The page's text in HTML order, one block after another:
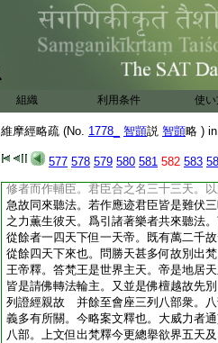
組織 利用条件 使い
維摩經略疏 (No. 1778_ 智顗説 智顗略 )
577 578 579 580 581 582 583
應迹者住白色三昧種種三昧。力薫故生初
禪。引實梵衆來聽法也。尸棄者此云火。
云火首。又言
髻。肉髻似
故也。
序恐是二禪王也。所言等者等三四禪也。
行可知。若應迹者是住雙雷音霔雨三種三
昧。引諸梵衆來也。問何故從餘四天下
上界處空來處難知。以下擬上故言從餘四
天下來也 復有至會座次明釋天衆。地居
天主釋提桓因翻爲能作。若此間帝釋是昔
迦葉佛滅後有一女人發心修塔。復有三十
修者而作輔臣。君臣合之名三十三天。
急故同來聽法。若作應迹君臣皆是難伏
之力薫生彼天。爲引諸著樂者共來聽法
從餘者一四天下但一天帝。既有萬二千
從餘四天下來也。問勝天甚多何故別出梵
王帝釋。答梵王是世界主天。帝是地居天
皆是請佛轉法輪主。又並是佛檀越故先別
列證經親故 并餘至會座三列八部衆。
義多有所關。今略案文釋也。大威力者
八部。上文但出梵釋今更總擧欲界五天及